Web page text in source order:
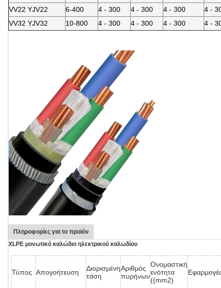
VV22 YJV22
6-400 4 - 300 4 - 300 4 - 300
4 -
VV32 YJV32
10-800 4 - 300 4 - 300 4 - 300 4 -
Πληροφορίες για το προϊόν
XLPE μονωτικό καλώδιο ηλεκτρικού καλωδίου
Τύπος Απογοήτευση
Διορισμένη
τάση
Αριθμός
πυρήνων
Ονομαστική
ενότητα
((mm2)